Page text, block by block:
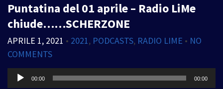
Puntatina del 01 aprile – Radio LiMe
chiude……SCHERZONE
APRILE 1, 2021 • 2021, PODCASTS, RADIO LIME • NO
COMMENTS
Audio
Player
00:00 00:00